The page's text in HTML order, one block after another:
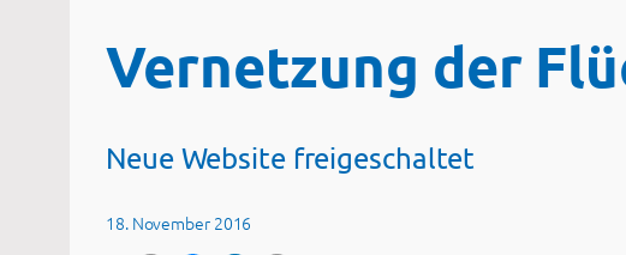
Vernetzung der
Neue Website freigeschaltet
18. November 2016